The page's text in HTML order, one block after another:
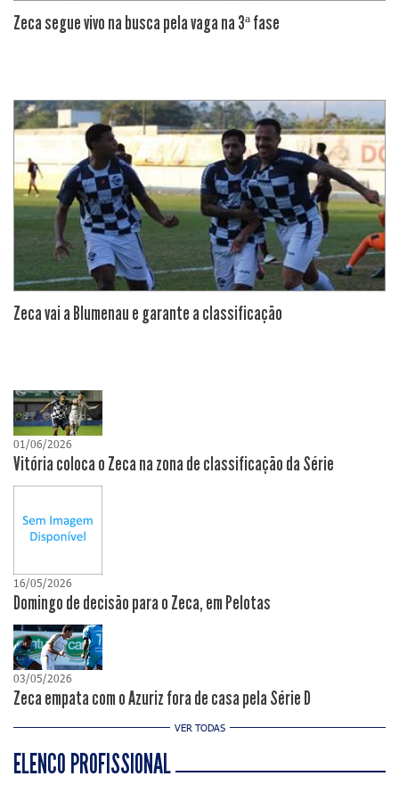
Zeca segue vivo na busca pela vaga na 3ª fase
Zeca vai a Blumenau e garante a classificação
01/06/2026
Vitória coloca o Zeca na zona de classificação da Série
16/05/2026
Domingo de decisão para o Zeca, em Pelotas
03/05/2026
Zeca empata com o Azuriz fora de casa pela Série D
VER TODAS
ELENCO PROFISSIONAL